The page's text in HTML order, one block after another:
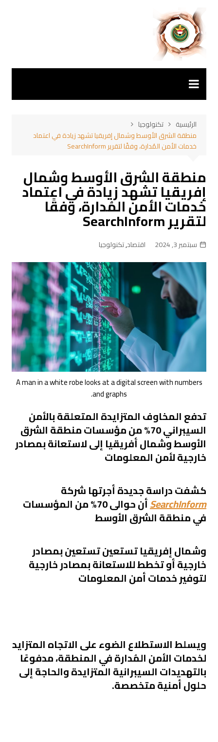
المحتوى
الرئيسية
تكنولوجيا
منطقة الشرق الأوسط وشمال إفريقيا تشهد زيادة في اعتماد
خدمات الأمن المُدارة، وفقًا لتقرير SearchInform
منطقة الشرق الأوسط وشمال
إفريقيا تشهد زيادة في اعتماد
خدمات الأمن المُدارة، وفقًا
لتقرير SearchInform
سبتمبر 3, 2024 اقتصاد,تكنولوجيا
A man in a white robe looks at a digital screen with numbers
and graphs.
تدفع المخاوف المتزايدة المتعلقة بالأمن
السيبراني 70% من مؤسسات منطقة الشرق
الأوسط وشمال أفريقيا إلى لاستعانة بمصادر
خارجية لأمن المعلومات
كشفت دراسة جديدة أجرتها شركة
SearchInformأنحوالى 70% من المؤسسات
في منطقة الشرق الأوسط
وشمال إفريقيا تستعينتستعين بمصادر
خارجيةأو تخطط للاستعانة بمصادر خارجية
لتوفير خدمات أمن المعلومات
ويسلط الاستطلاع الضوءعلىالاتجاه المتزايد
لخدمات الأمن المُدارة في المنطقة، مدفوعًا
بالتهديدات السيبرانية المتزايدة والحاجة إلى
حلول أمنية متخصصة.